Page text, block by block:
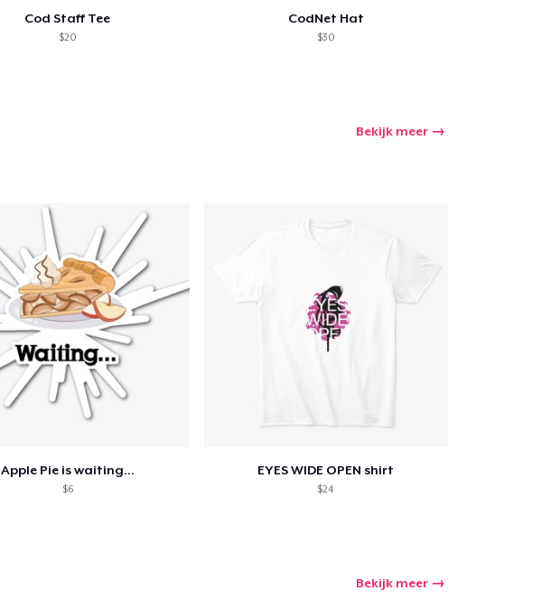
Cod Staff Tee
$20
CodNet Hat
$30
Bekijk meer
Apple Pie is waiting...
$6
EYES WIDE OPEN shirt
$24
Bekijk meer